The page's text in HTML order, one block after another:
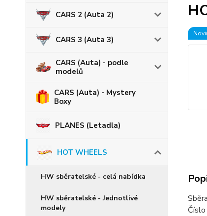
CARS 2 (Auta 2)
CARS 3 (Auta 3)
CARS (Auta) - podle
modelů
CARS (Auta) - Mystery
Boxy
PLANES (Letadla)
HOT WHEELS
HW sběratelské - celá nabídka
HW sběratelské - Jednotlivé
modely